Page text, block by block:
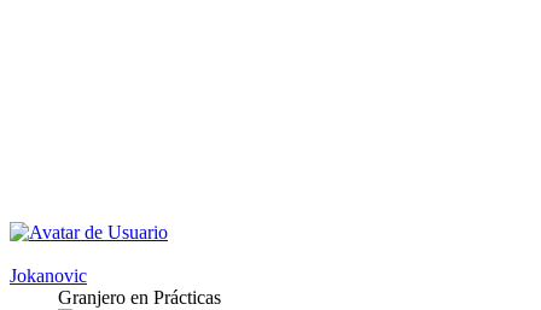
Jokanovic
Granjero en Prácticas